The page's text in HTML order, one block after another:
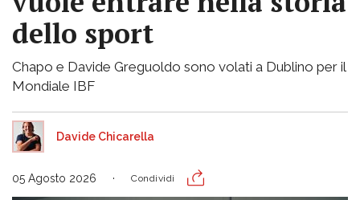
dello sport
Chapo e Davide Greguoldo sono volati a Dublino per il
Mondiale IBF
Davide Chicarella
05 Agosto 2026 Condividi